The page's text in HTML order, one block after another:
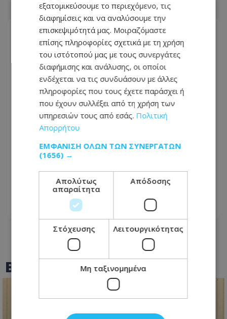
Κεντρικές φυλακές: Σοβαρές
καταγγελίες για ναρκωτικά,
συμπλοκές και ανεπαρκή έλεγχο
06.08.2026 - 10:18
BEST OF TOTHEMAONLINE
εξατομικεύσουμε το περιεχόμενο, τις
διαφημίσεις και να αναλύσουμε την
επισκεψιμότητά μας. Μοιραζόμαστε
επίσης πληροφορίες σχετικά με τη χρήση
του ιστότοπού μας με τους συνεργάτες
διαφήμισης και ανάλυσης, οι οποίοι
ενδέχεται να τις συνδυάσουν με άλλες
πληροφορίες που τους έχετε παράσχει ή
που έχουν συλλέξει από τη χρήση των
υπηρεσιών τους από εσάς. Πολιτική
Απορρήτου
ΕΜΦΆΝΙΣΗ ΌΛΩΝ ΤΩΝ ΣΥΝΕΡΓΑΤΏΝ
(1656) →
Απολύτως
απαραίτητα
Απόδοσης
Στόχευσης Λειτουργικότητας
Μη ταξινομημένα